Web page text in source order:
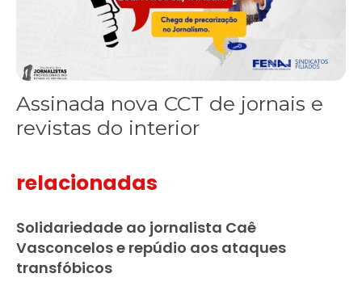
Assinada nova CCT de jornais e
revistas do interior
relacionadas
Solidariedade ao jornalista Caê
Vasconcelos e repúdio aos ataques
transfóbicos